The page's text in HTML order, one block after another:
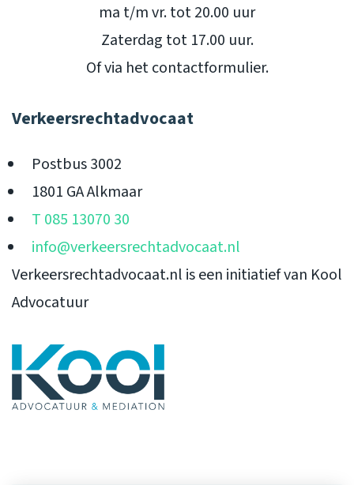
ma t/m vr. tot 20.00 uur
Zaterdag tot 17.00 uur.
Of via het contactformulier.
Verkeersrechtadvocaat
Postbus 3002
1801 GA Alkmaar
T 085 13070 30
info@verkeersrechtadvocaat.nl
Verkeersrechtadvocaat.nl is een initiatief van Kool
Advocatuur